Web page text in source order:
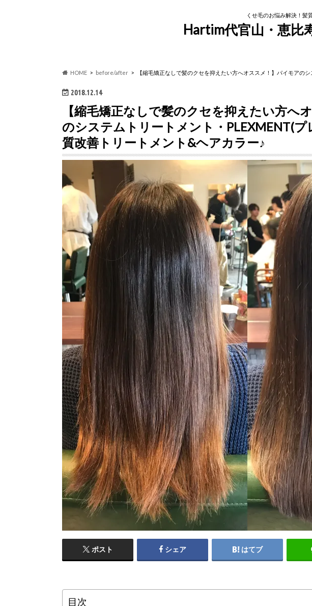
くせ毛のお悩み解決！髪
Hartim代官山・恵比
HOME before/after 【縮毛矯正なしで髪のクセを抑えたい方へオススメ！】パイモアの
2018.12.14
【縮毛矯正なしで髪のクセを抑えたい方へ
のシステムトリートメント・PLEXMENT(
質改善トリートメント&ヘアカラー♪
ポスト シェア はてブ
目次